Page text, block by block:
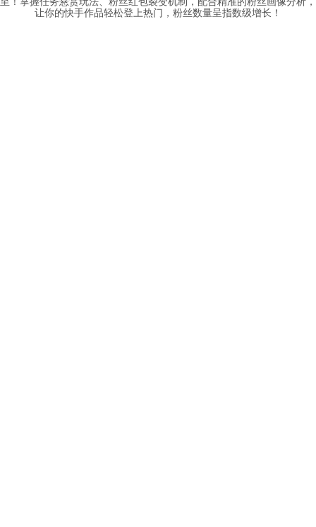
让你的快手作品轻松登上热门，粉丝数量呈指数级增长！